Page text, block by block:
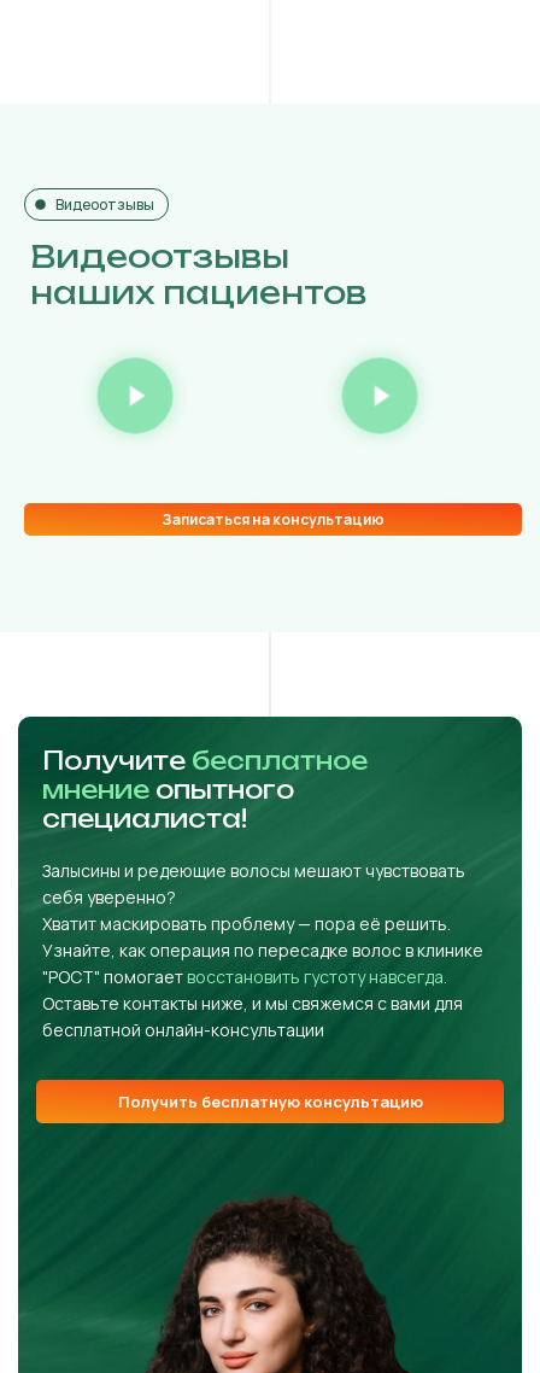
Видеоотзывы
Видеоотзывы
наших пациентов
Записаться на консультацию
Получите бесплатное
мнение опытного
специалиста!
Залысины и редеющие волосы мешают чувствовать
себя уверенно?
Хватит маскировать проблему — пора её решить.
Узнайте, как операция по пересадке волос в клинике
"РОСТ" помогает восстановить густоту навсегда
Оставьте контакты ниже, и мы свяжемся с вами для
бесплатной онлайн-консультации
Получить бесплатную консультацию